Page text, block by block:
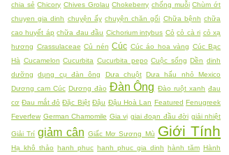
chia sẻ Chicory Chives Grolau Chokeberry chống muỗi Chùm ớt
chuyen gia dinh chuyện ấy chuyện chăn gối Chữa bệnh chữa
cao huyết áp chữa đau đầu Cichorium intybus Cỏ cỏ cà ri cỏ xạ
hương Crassulaceae Củ nén Cúc Cúc áo hoa vàng Cúc Bạc
Hà Cucamelon Cucurbita Cucurbita pepo Cuộc sống Dền dinh
dưỡng
dụng cụ đàn ông Dưa chuột
Dưa hấu nhỏ Mexico
Dương cam Cúc Dương đào Đàn Ông Đào ruột xanh đau
cơ Đau mắt đỏ Đặc Biệt Đậu Đậu Hoà Lan Featured Fenugreek
Feverfew German Chamomile Gia vị giai đoạn đầu đời giải nhiệt
Giải Trí giảm cân Giấc Mơ Sương Mù Giới Tính
Hạ khô thảo hanh phuc hanh phuc gia dinh hành tăm Hành